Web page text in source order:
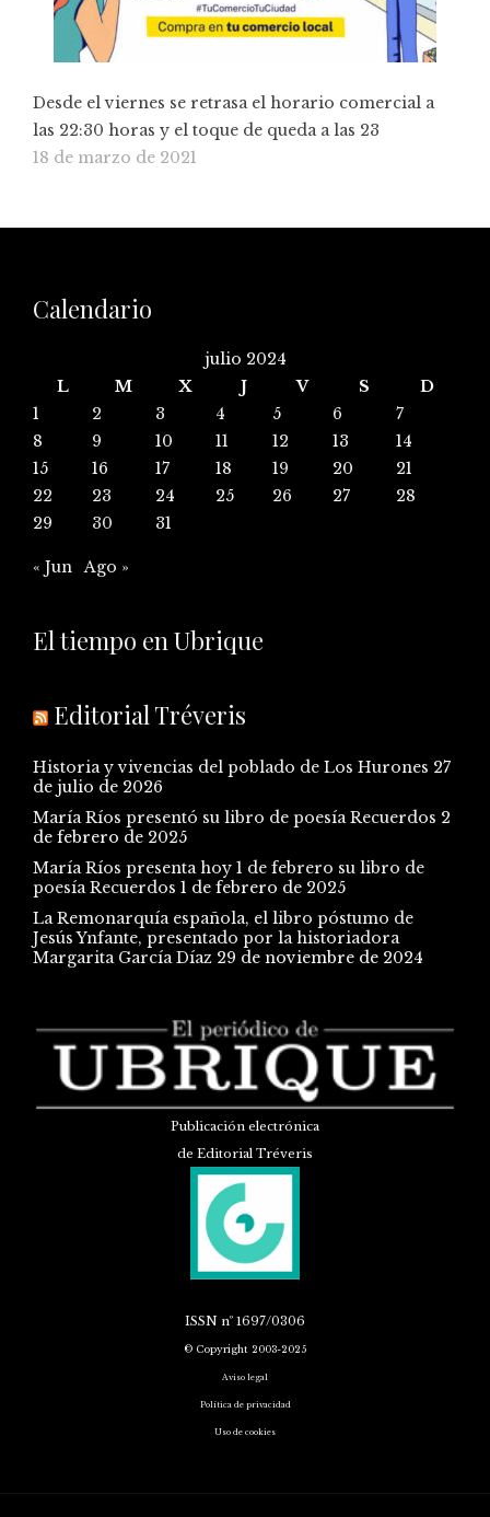
Desde el viernes se retrasa el horario comercial a
las 22:30 horas y el toque de queda a las 23
18 de marzo de 2021
Calendario
julio 2024
L
M X J V S
D
1
2 3 4 5 6
7
8
9 10 11 12 13
14
15
16 17 18 19 20
21
22
23 24 25 26 27
28
29
30 31
« Jun Ago »
El tiempo en Ubrique
Editorial Tréveris
Historia y vivencias del poblado de Los Hurones 27
de julio de 2026
María Ríos presentó su libro de poesía Recuerdos 2
de febrero de 2025
María Ríos presenta hoy 1 de febrero su libro de
poesía Recuerdos 1 de febrero de 2025
La Remonarquía española, el libro póstumo de
Jesús Ynfante, presentado por la historiadora
Margarita García Díaz 29 de noviembre de 2024
Publicación electrónica
de Editorial Tréveris
ISSN nº 1697/0306
© Copyright 2003-2025
Aviso legal
Política de privacidad
Uso de cookies